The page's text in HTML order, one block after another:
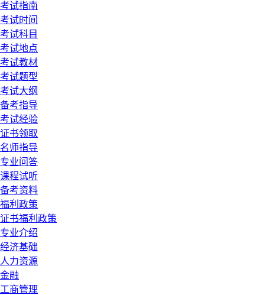
考试指南
考试时间
考试科目
考试地点
考试教材
考试题型
考试大纲
备考指导
考试经验
证书领取
名师指导
专业问答
课程试听
备考资料
福利政策
证书福利政策
专业介绍
经济基础
人力资源
金融
工商管理